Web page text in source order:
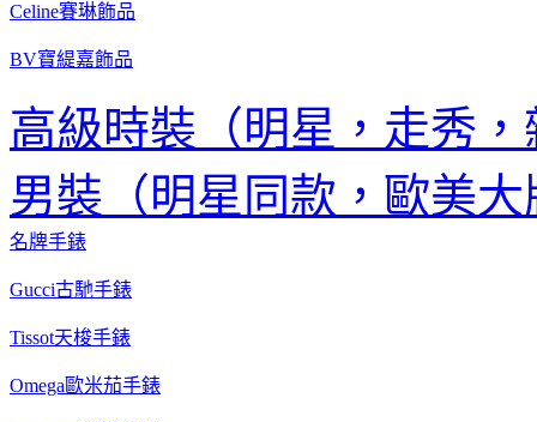
Celine賽琳飾品
BV寶緹嘉飾品
高級時裝（明星，走秀，
男裝（明星同款，歐美大
名牌手錶
Gucci古馳手錶
Tissot天梭手錶
Omega歐米茄手錶